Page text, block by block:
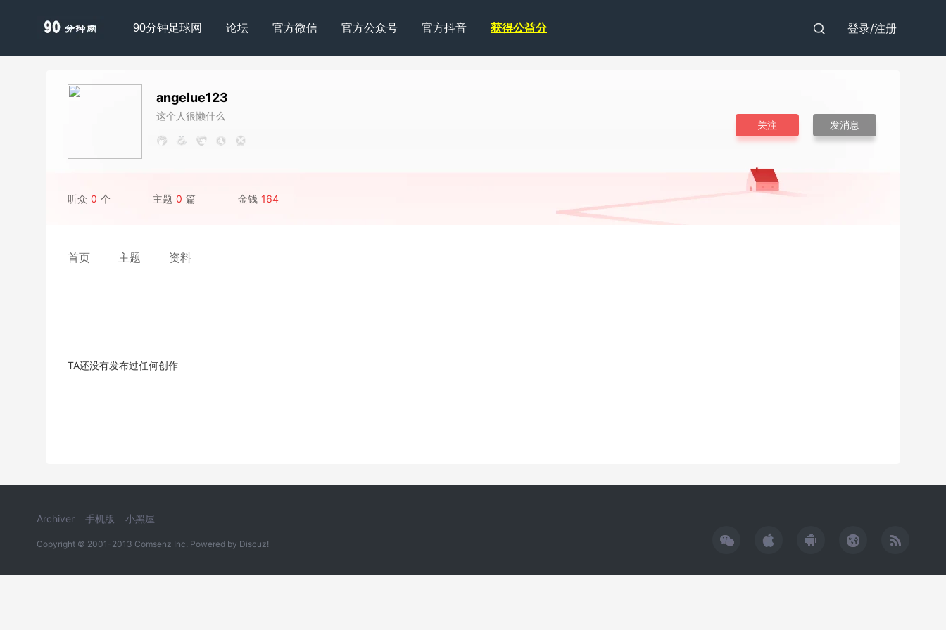
90分钟足球网 论坛 官方微信 官方公众号 官方抖音 获得公益分 登录/注册
angelue123
这个人很懒什么
关注 发消息
听众 0 个 主题 0 篇 金钱 164
首页 主题 资料
TA还没有发布过任何创作
Archiver 手机版 小黑屋
Copyright © 2001-2013 Comsenz Inc. Powered by Discuz!